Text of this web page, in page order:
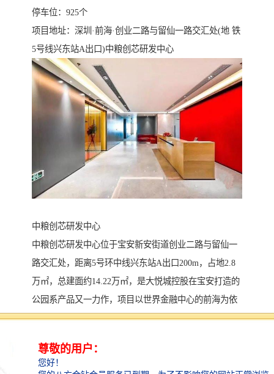
停车位：925个
项目地址：深圳·前海·创业二路与留仙一路交汇处(地 铁
5号线兴东站A出口)中粮创芯研发中心
中粮创芯研发中心
中粮创芯研发中心位于宝安新安街道创业二路与留仙一
路交汇处，距离5号环中线兴东站A出口200m，占地2.8
万㎡，总建面约14.22万㎡，是大悦城控股在宝安打造的
公园系产品又一力作，项目以世界金融中心的前海为依
托，享尖岗山新兴战略产业园及留仙洞总部基地双重发
公寓、配套宿舍、商铺等。是集办公、创享空间、精品